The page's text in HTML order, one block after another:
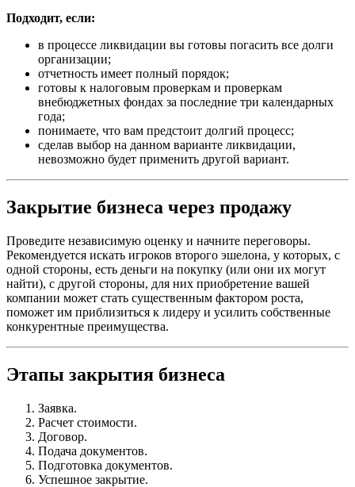
Подходит, если:
в процессе ликвидации вы готовы погасить все долги
организации;
отчетность имеет полный порядок;
готовы к налоговым проверкам и проверкам
внебюджетных фондах за последние три календарных
года;
понимаете, что вам предстоит долгий процесс;
сделав выбор на данном варианте ликвидации,
невозможно будет применить другой вариант.
Закрытие бизнеса через продажу
Проведите независимую оценку и начните переговоры.
Рекомендуется искать игроков второго эшелона, у которых, с
одной стороны, есть деньги на покупку (или они их могут
найти), с другой стороны, для них приобретение вашей
компании может стать существенным фактором роста,
поможет им приблизиться к лидеру и усилить собственные
конкурентные преимущества.
Этапы закрытия бизнеса
Заявка.
Расчет стоимости.
Договор.
Подача документов.
Подготовка документов.
Успешное закрытие.